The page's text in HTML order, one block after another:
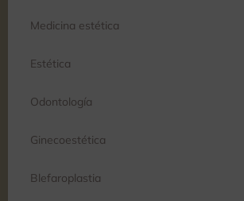
Medicina estética
Estética
Odontología
Ginecoestética
Blefaroplastia